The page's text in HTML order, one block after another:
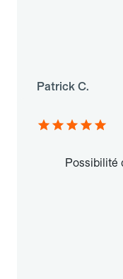
Patrick C.
Possibilité